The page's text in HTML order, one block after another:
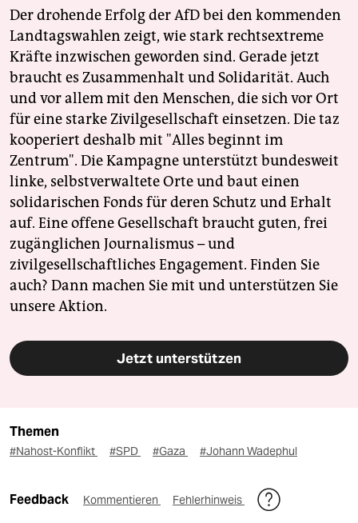
Der drohende Erfolg der AfD bei den kommenden
Landtagswahlen zeigt, wie stark rechtsextreme
Kräfte inzwischen geworden sind. Gerade jetzt
braucht es Zusammenhalt und Solidarität. Auch
und vor allem mit den Menschen, die sich vor Ort
für eine starke Zivilgesellschaft einsetzen. Die taz
kooperiert deshalb mit "Alles beginnt im
Zentrum". Die Kampagne unterstützt bundesweit
linke, selbstverwaltete Orte und baut einen
solidarischen Fonds für deren Schutz und Erhalt
auf. Eine offene Gesellschaft braucht guten, frei
zugänglichen Journalismus – und
zivilgesellschaftliches Engagement. Finden Sie
auch? Dann machen Sie mit und unterstützen Sie
unsere Aktion.
Jetzt unterstützen
Themen
#Nahost-Konflikt #SPD #Gaza #Johann Wadephul
Feedback Kommentieren Fehlerhinweis